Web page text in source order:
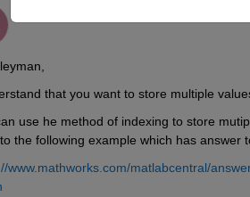
that you want to store multiple
use he method of indexing to store
the following example which has answer
www.mathworks.com/matlabcentral/